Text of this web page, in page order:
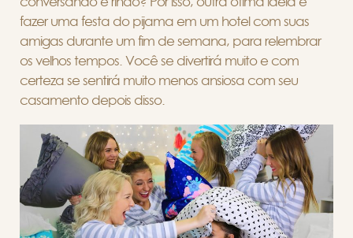
fazer uma festa do pijama em um hotel com suas
amigas durante um fim de semana, para relembrar
os velhos tempos. Você se divertirá muito e com
certeza se sentirá muito menos ansiosa com seu
casamento depois disso.